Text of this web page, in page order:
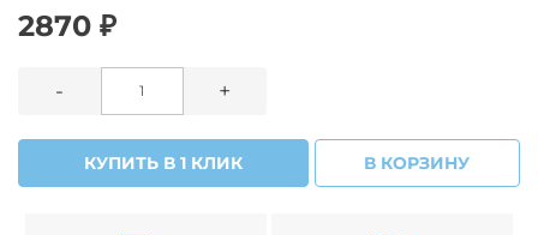
2870 ₽
- +
КУПИТЬ В 1 КЛИК В КОРЗИНУ